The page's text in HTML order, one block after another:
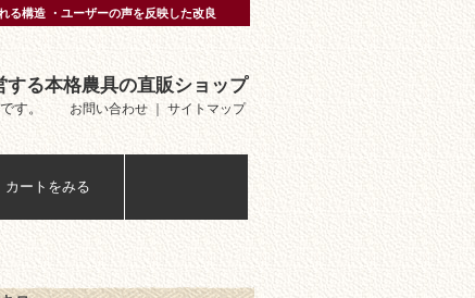
る構造 ・ユーザーの声を反映した改良
る本格農具の直販ショップ
す。 お問い合わせ ｜サイトマップ
カートをみる